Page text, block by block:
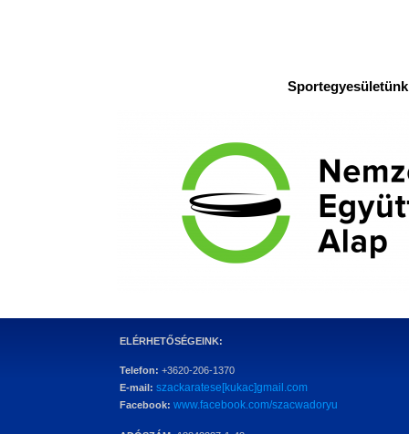
ELÉRHETŐSÉGEINK:
Telefon: +3620-206-1370
E-mail: szackaratese[kukac]gmail.com
Facebook: www.facebook.com/szacwadoryu